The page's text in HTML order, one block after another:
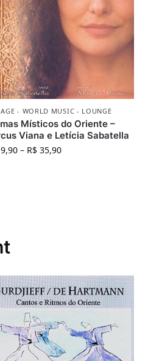
AGE - WORLD MUSIC - LOUNGE
Místicos do Oriente –
Viana e Letícia Sabatella
– R$35,90